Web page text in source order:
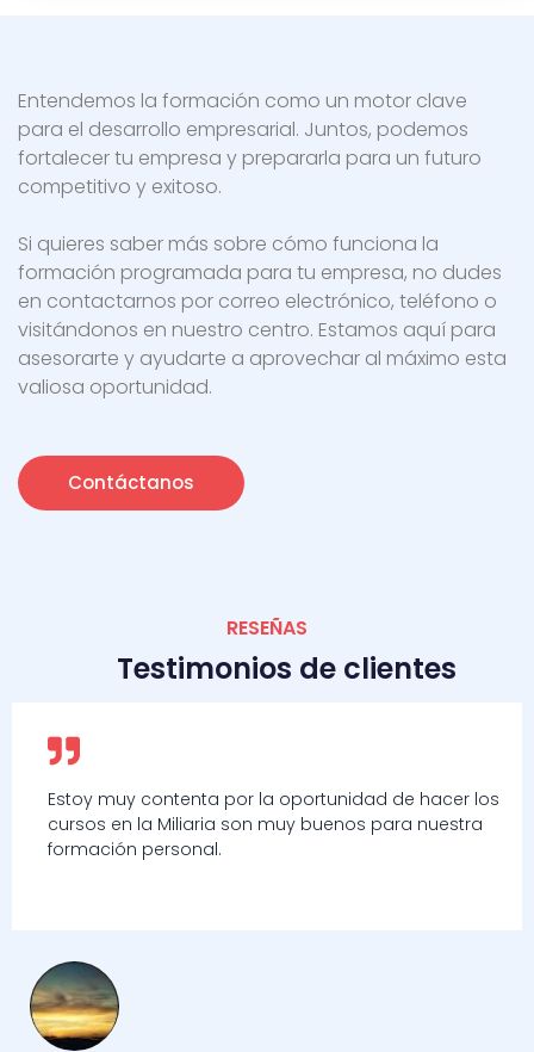
Entendemos la formación como un motor clave
para el desarrollo empresarial. Juntos, podemos
fortalecer tu empresa y prepararla para un futuro
competitivo y exitoso.
Si quieres saber más sobre cómo funciona la
formación programada para tu empresa, no dudes
en contactarnos por correo electrónico, teléfono o
visitándonos en nuestro centro. Estamos aquí para
asesorarte y ayudarte a aprovechar al máximo esta
valiosa oportunidad.
Contáctanos
RESEÑAS
Testimonios de clientes
de hacer los
para nuestra
Los administrativos son muy
ayudado en todo, al igual que